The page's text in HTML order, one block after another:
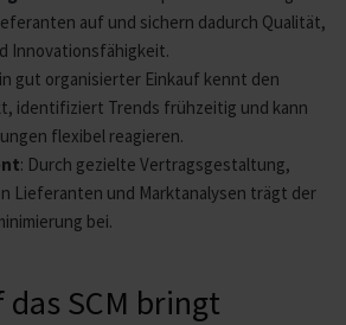
auf und sichern dadurch Qualität,
Innovationsfähigkeit.
gut organisierter Einkauf kennt den
identifiziert Trends frühzeitig und kann
flexibel reagieren.
: Durch gezielte Vertragsgestaltung,
Lieferanten und Marktanalysen trägt der
bei.
das SCM bringt